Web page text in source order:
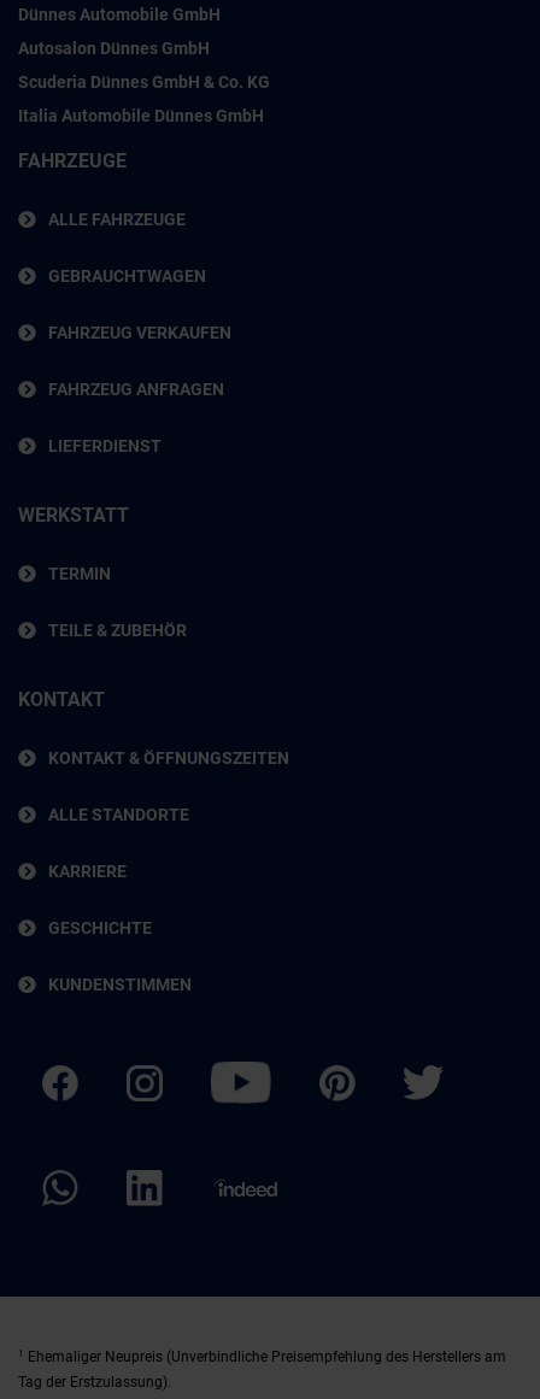
Dünnes Automobile GmbH
Autosalon Dünnes GmbH
Scuderia Dünnes GmbH & Co. KG
Italia Automobile Dünnes GmbH
FAHRZEUGE
ALLE FAHRZEUGE
GEBRAUCHTWAGEN
FAHRZEUG VERKAUFEN
FAHRZEUG ANFRAGEN
LIEFERDIENST
WERKSTATT
TERMIN
TEILE & ZUBEHÖR
KONTAKT
KONTAKT & ÖFFNUNGSZEITEN
ALLE STANDORTE
KARRIERE
GESCHICHTE
KUNDENSTIMMEN
1
Ehemaliger Neupreis (Unverbindliche Preisempfehlung des Herstellers am
Tag der Erstzulassung).